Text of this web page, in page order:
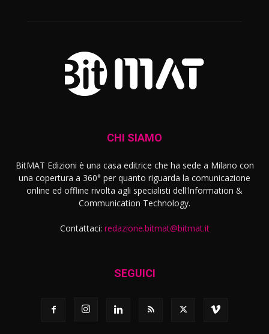
CHI SIAMO
BitMAT Edizioni è una casa editrice che ha sede a Milano con
una copertura a 360° per quanto riguarda la comunicazione
online ed offline rivolta agli specialisti dell'lnformation &
Communication Technology.
Contattaci: redazione.bitmat@bitmat.it
SEGUICI